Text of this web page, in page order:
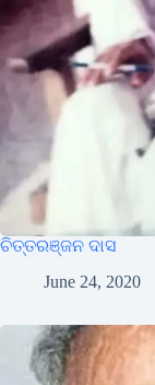
ଚିତ୍ତରଞ୍ଜନ ଦାସ
June 24, 2020